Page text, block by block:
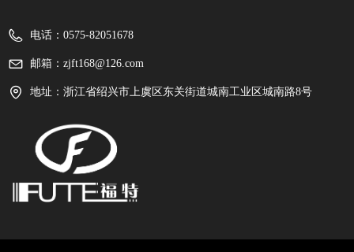
电话： 0575-82051678
邮箱： zjft168@126.com
地址： 浙江省绍兴市上虞区东关街道城南工业区城南路8号